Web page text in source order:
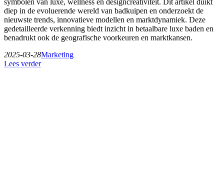
symbolen van luxe, wellness en designcreativiteit. Dit artikel duikt
diep in de evoluerende wereld van badkuipen en onderzoekt de
nieuwste trends, innovatieve modellen en marktdynamiek. Deze
gedetailleerde verkenning biedt inzicht in betaalbare luxe baden en
benadrukt ook de geografische voorkeuren en marktkansen.
2025-03-28Marketing
Lees verder